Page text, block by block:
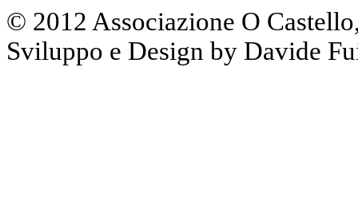
© 2012 Associazione O
Sviluppo e Design by Davide